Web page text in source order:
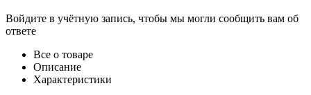
Войдите в учётную запись, чтобы мы могли сообщить вам об
ответе
Все о товаре
Описание
Характеристики